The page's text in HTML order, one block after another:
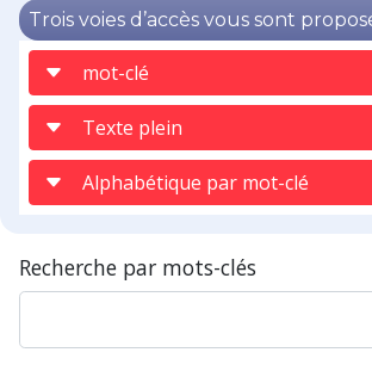
Trois voies d’accès vous sont
mot-clé
Texte plein
Alphabétique par mot-clé
Recherche par mots-clés